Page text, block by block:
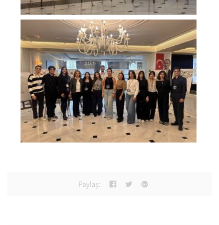
Paylaş: